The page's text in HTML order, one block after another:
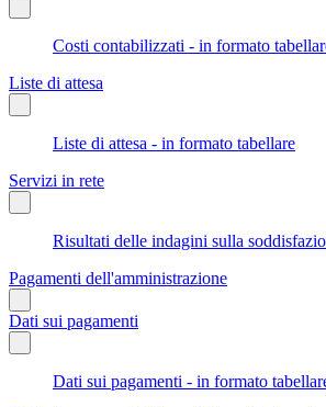
Costi contabilizzati - in formato
Liste di attesa
Liste di attesa - in formato tabellare
Servizi in rete
Risultati delle indagini sulla
Pagamenti dell'amministrazione
Dati sui pagamenti
Dati sui pagamenti - in formato